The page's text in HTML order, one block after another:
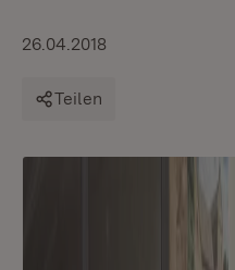
26.04.2018
Teilen